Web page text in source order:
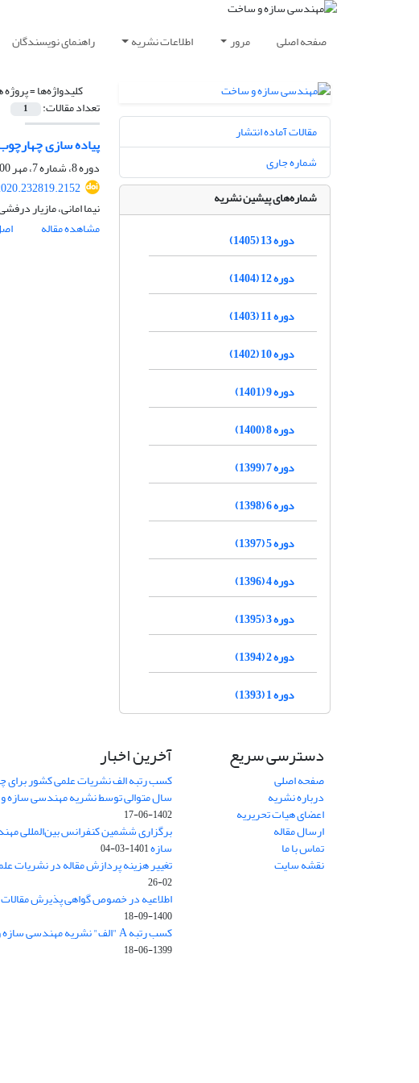
صفحه اصلی مرور اطلاعات نشریه راهنمای نویسندگان
کلیدواژه‌ها =
تعداد مقالات: 1
پیاده سازی
دوره 8، شماره 7، مهر 1400، صفحه
نیما امانی، مازیار
مشاهده مقاله
مقالات آماده انتشار
شماره جاری
شماره‌های پیشین نشریه
دوره 13 (1405)
دوره 12 (1404)
دوره 11 (1403)
دوره 10 (1402)
دوره 9 (1401)
دوره 8 (1400)
دوره 7 (1399)
دوره 6 (1398)
دوره 5 (1397)
دوره 4 (1396)
دوره 3 (1395)
دوره 2 (1394)
دوره 1 (1393)
دسترسی سریع
صفحه اصلی
درباره نشریه
اعضای هیات تحریریه
ارسال مقاله
تماس با ما
نقشه سایت
آخرین اخبار
کسب رتبه الف نشریات علمی کشور برای
سال متوالی توسط نشریه مهندسی
1402-06-17
برگزاری ششمین کنفرانس بین‌المللی
سازه1401-03-04
تغییر هزینه پردازش مقاله در نشریات
02-26
اطلاعیه در خصوص گواهی پذیرش
1400-09-18
کسب رتبه A "الف" نشریه مهندسی سازه و ساخت
1399-06-18